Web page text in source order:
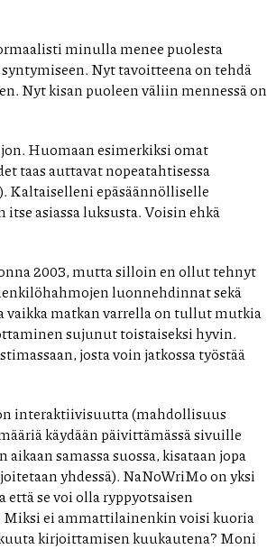
minulla menee puolesta
Nyt tavoitteena on tehdä
Nyt kisan puoleen väliin mennessä on
Huomaan esimerkiksi omat
taas auttavat nopeatahtisessa
Kaltaiselleni epäsäännölliselle
asiassa luksusta. Voisin ehkä
2003, mutta silloin en ollut tehnyt
luonnehdinnat sekä
vaikka matkan varrella on tullut mutkia
sujunut toistaiseksi hyvin.
josta voin jatkossa työstää
interaktiivisuutta (mahdollisuus
käydään päivittämässä sivuille
samassa suossa, kisataan jopa
yhdessä). NaNoWriMo on yksi
se voi olla ryppyotsaisen
Miksi ei ammattilainenkin voisi kuoria
kirjoittamisen kuukautena? Moni